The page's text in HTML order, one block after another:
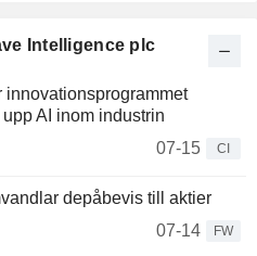
Intelligence plc
AI inom industrin
07-15
CI
depåbevis till aktier
07-14
FW